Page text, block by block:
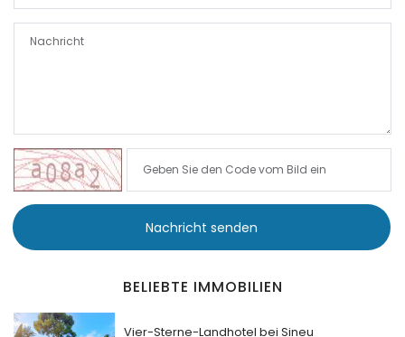
|-Portixol
|-Porto Petro
|-Puerto de Andratx
|-Puerto de Soller
Nachricht senden
BELIEBTE IMMOBILIEN
Vier-Sterne-Landhotel bei Sineu